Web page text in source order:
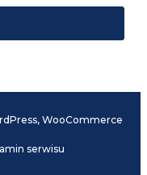
WooCommerce
serwisu